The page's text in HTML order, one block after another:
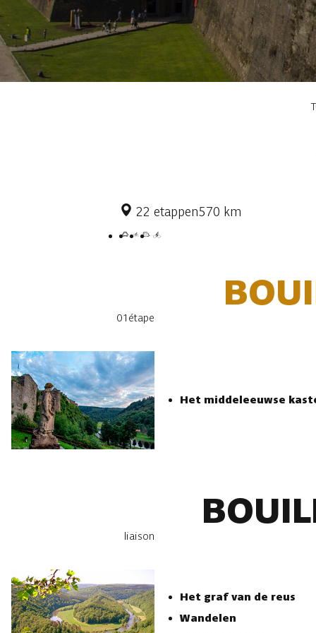
22 etappen570 km
01 étape
Het middeleeuwse
liaison
Het graf van de reus
Wandelen